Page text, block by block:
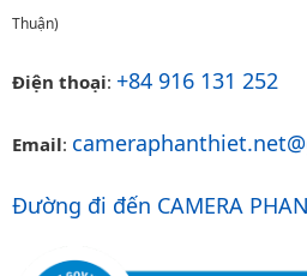
Thuận)
Điện thoại: +84 916 131 252
Email:
Đường đi đến CAMERA